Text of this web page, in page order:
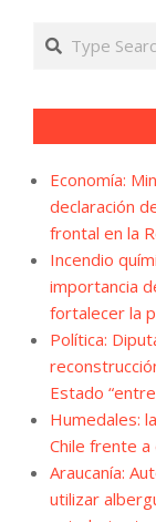
Search
Economía:
declaración
frontal en la
Incendio
importancia
fortalecer la
Política:
Estado
Humedales:
Chile frente
Araucanía:
utilizar